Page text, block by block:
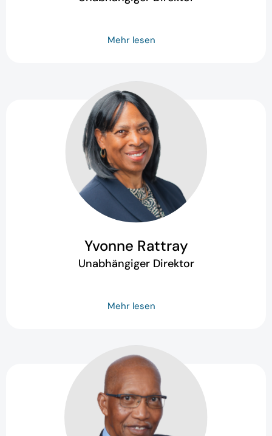
Mehr lesen
Yvonne Rattray
Unabhängiger Direktor
Mehr lesen